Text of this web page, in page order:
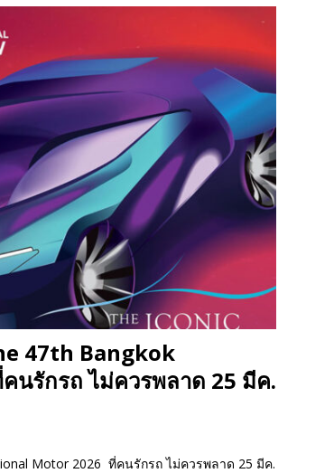
47th Bangkok
รักรถ ไม่ควรพลาด 25 มีค.
Motor 2026 ที่คนรักรถ ไม่ควรพลาด 25 มีค.